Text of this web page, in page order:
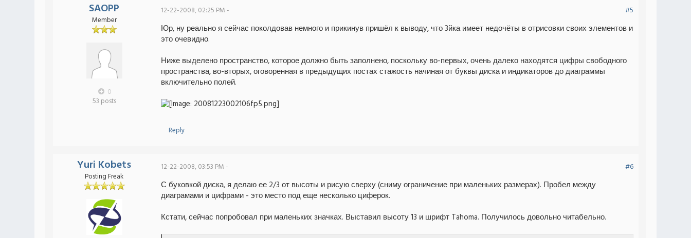
SAOPP
Member
0
53 posts
12-22-2008, 02:25 PM - #5
Юр, ну реально я сейчас поколдовав немного и прикинув пришёл к выводу, что 3йка имеет недочёты в отрисовки своих элементов и
это очевидно.
Ниже выделено пространство, которое должно быть заполнено, поскольку во-первых, очень далеко находятся цифры свободного
пространства, во-вторых, оговоренная в предыдущих постах стажость начиная от буквы диска и индикаторов до диаграммы
включительно полей.
Reply
Yuri Kobets
Posting Freak
12-22-2008, 03:53 PM - #6
С буковкой диска, я делаю ее 2/3 от высоты и рисую сверху (сниму ограничение при маленьких размерах). Пробел между
диаграмами и цифрами - это место под еще несколько циферок.
Кстати, сейчас попробовал при маленьких значках. Выставил высоту 13 и шрифт Tahoma. Получилось довольно читабельно.